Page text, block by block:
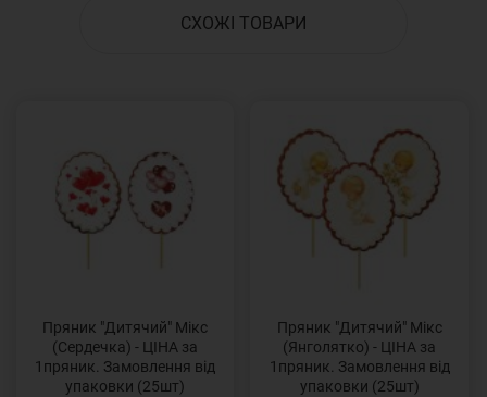
СХОЖІ ТОВАРИ
Пряник "Дитячий" Мікс
(Сердечка) - ЦІНА за
1пряник. Замовлення від
упаковки (25шт)
Пряник "Дитячий" Мікс
(Янголятко) - ЦІНА за
1пряник. Замовлення від
упаковки (25шт)